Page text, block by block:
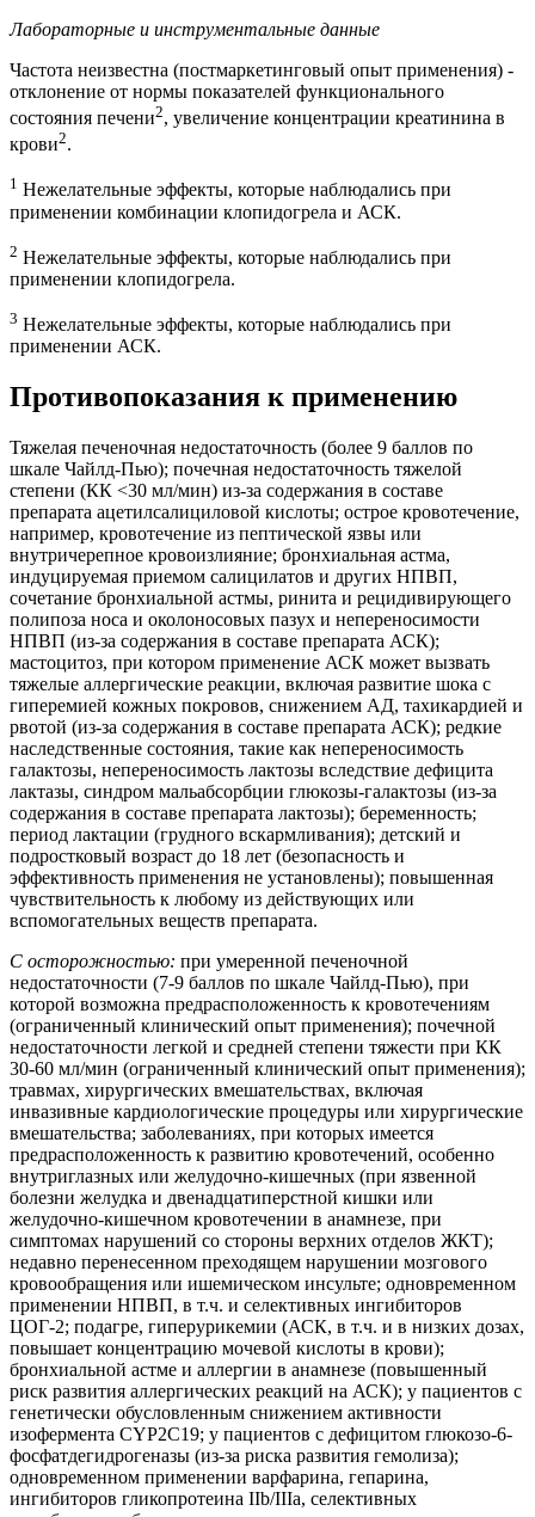
Лабораторные и инструментальные данные
Частота неизвестна (постмаркетинговый опыт применения) -
отклонение от нормы показателей функционального
состояния печени2, увеличение концентрации креатинина в
крови2.
1 Нежелательные эффекты, которые наблюдались при
применении комбинации клопидогрела и АСК.
2 Нежелательные эффекты, которые наблюдались при
применении клопидогрела.
3 Нежелательные эффекты, которые наблюдались при
применении АСК.
Противопоказания к применению
Тяжелая печеночная недостаточность (более 9 баллов по
шкале Чайлд-Пью); почечная недостаточность тяжелой
степени (КК <30 мл/мин) из-за содержания в составе
препарата ацетилсалициловой кислоты; острое кровотечение,
например, кровотечение из пептической язвы или
внутричерепное кровоизлияние; бронхиальная астма,
индуцируемая приемом салицилатов и других НПВП,
сочетание бронхиальной астмы, ринита и рецидивирующего
полипоза носа и околоносовых пазух и непереносимости
НПВП (из-за содержания в составе препарата АСК);
мастоцитоз, при котором применение АСК может вызвать
тяжелые аллергические реакции, включая развитие шока с
гиперемией кожных покровов, снижением АД, тахикардией и
рвотой (из-за содержания в составе препарата АСК); редкие
наследственные состояния, такие как непереносимость
галактозы, непереносимость лактозы вследствие дефицита
лактазы, синдром мальабсорбции глюкозы-галактозы (из-за
содержания в составе препарата лактозы); беременность;
период лактации (грудного вскармливания); детский и
подростковый возраст до 18 лет (безопасность и
эффективность применения не установлены); повышенная
чувствительность к любому из действующих или
вспомогательных веществ препарата.
С осторожностью: при умеренной печеночной
недостаточности (7-9 баллов по шкале Чайлд-Пью), при
которой возможна предрасположенность к кровотечениям
(ограниченный клинический опыт применения); почечной
недостаточности легкой и средней степени тяжести при КК
30-60 мл/мин (ограниченный клинический опыт применения);
травмах, хирургических вмешательствах, включая
инвазивные кардиологические процедуры или хирургические
вмешательства; заболеваниях, при которых имеется
предрасположенность к развитию кровотечений, особенно
внутриглазных или желудочно-кишечных (при язвенной
болезни желудка и двенадцатиперстной кишки или
желудочно-кишечном кровотечении в анамнезе, при
симптомах нарушений со стороны верхних отделов ЖКТ);
недавно перенесенном преходящем нарушении мозгового
кровообращения или ишемическом инсульте; одновременном
применении НПВП, в т.ч. и селективных ингибиторов
ЦОГ-2; подагре, гиперурикемии (АСК, в т.ч. и в низких дозах,
повышает концентрацию мочевой кислоты в крови);
бронхиальной астме и аллергии в анамнезе (повышенный
риск развития аллергических реакций на АСК); у пациентов с
генетически обусловленным снижением активности
изофермента CYP2C19; у пациентов с дефицитом глюкозо-6-
фосфатдегидрогеназы (из-за риска развития гемолиза);
одновременном применении варфарина, гепарина,
ингибиторов гликопротеина IIb/IIIа, селективных